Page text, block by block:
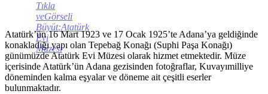
Tıkla
veGörseli
Büyüt:Atatürk
Evi
Müzesi
Atatürk’ün 16 Mart 1923 ve 17 Ocak 1925’te Adana’ya geldiğinde
konakladığı yapı olan Tepebağ Konağı (Suphi Paşa Konağı)
günümüzde Atatürk Evi Müzesi olarak hizmet etmektedir. Müze
içerisinde Atatürk’ün Adana gezisinden fotoğraflar, Kuvayımilliye
döneminden kalma eşyalar ve döneme ait çeşitli eserler
bulunmaktadır.